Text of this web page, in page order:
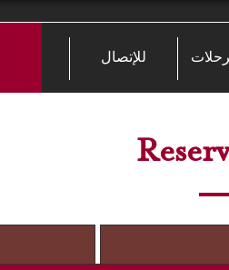
للإتصال